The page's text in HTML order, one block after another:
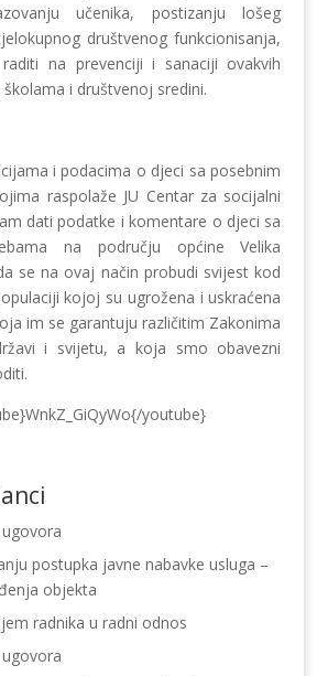
učenika, postizanju lošeg
društvenog funkcionisanja,
na prevenciji i sanaciji ovakvih
i društvenoj sredini.
i podacima o djeci sa posebnim
raspolaže JU Centar za socijalni
dati podatke i komentare o djeci sa
na području općine Velika
se na ovaj način probudi svijest kod
kojoj su ugrožena i uskraćena
im se garantuju različitim Zakonima
i svijetu, a koja smo obavezni
youtube}
postupka javne nabavke usluga –
objekta
radnika u radni odnos